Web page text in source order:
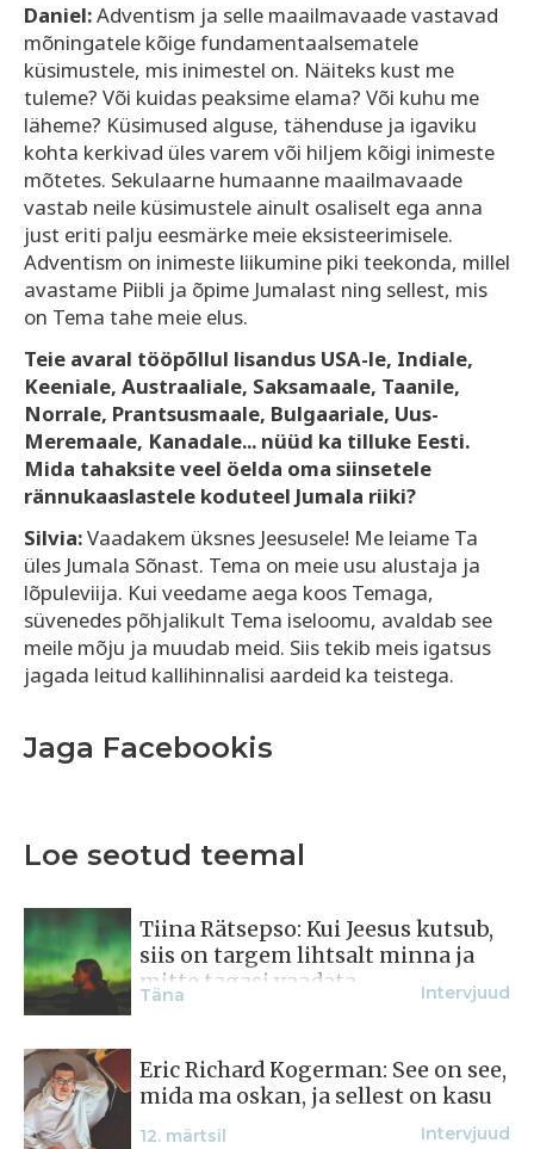
Daniel:Adventism ja selle maailmavaade vastavad
mõningatele kõige fundamentaalsematele
küsimustele, mis inimestel on. Näiteks kust me
tuleme? Või kuidas peaksime elama? Või kuhu me
läheme? Küsimused alguse, tähenduse ja igaviku
kohta kerkivad üles varem või hiljem kõigi inimeste
mõtetes. Sekulaarne humaanne maailmavaade
vastab neile küsimustele ainult osaliselt ega anna
just eriti palju eesmärke meie eksisteerimisele.
Adventism on inimeste liikumine piki teekonda, millel
avastame Piibli ja õpime Jumalast ning sellest, mis
on Tema tahe meie elus.
Teie avaral tööpõllul lisandus USA-le, Indiale,
Keeniale, Austraaliale, Saksamaale, Taanile,
Norrale, Prantsusmaale, Bulgaariale, Uus-
Meremaale, Kanadale... nüüd ka tilluke Eesti.
Mida tahaksite veel öelda oma siinsetele
rännukaaslastele koduteel Jumala riiki?
Silvia:Vaadakem üksnes Jeesusele! Me leiame Ta
üles Jumala Sõnast. Tema on meie usu alustaja ja
lõpuleviija. Kui veedame aega koos Temaga,
süvenedes põhjalikult Tema iseloomu, avaldab see
meile mõju ja muudab meid. Siis tekib meis igatsus
jagada leitud kallihinnalisi aardeid ka teistega.
Jaga Facebookis
Loe seotud teemal
Tiina Rätsepso: Kui Jeesus kutsub,
siis on targem lihtsalt minna ja
mitte tagasi vaadata
Täna Intervjuud
Eric Richard Kogerman: See on see,
mida ma oskan, ja sellest on kasu
12. märtsil Intervjuud